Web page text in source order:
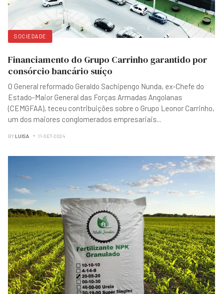
SOCIEDADE
Financiamento do Grupo Carrinho garantido por
consórcio bancário suíço
O General reformado Geraldo Sachipengo Nunda, ex-Chefe do
Estado-Maior General das Forças Armadas Angolanas
(CEMGFAA), teceu contribuições sobre o Grupo Leonor Carrinho,
um dos maiores conglomerados empresariais
BY LUISA 11-SET-2024